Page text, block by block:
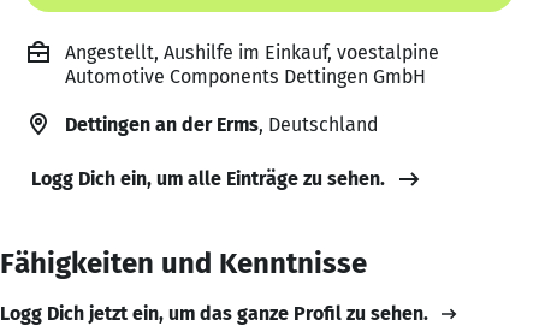
Angestellt, Aushilfe im Einkauf, voestalpine
Automotive Components Dettingen GmbH
Dettingen an der Erms, Deutschland
Logg Dich ein, um alle Einträge zu sehen.
Fähigkeiten und Kenntnisse
Logg Dich jetzt ein, um das ganze Profil zu sehen.